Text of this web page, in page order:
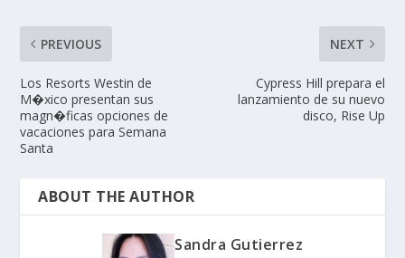
PREVIOUS
Los Resorts Westin de
M�xico presentan sus
magn�ficas opciones de
vacaciones para Semana
Santa
NEXT
Cypress Hill prepara el
lanzamiento de su nuevo
disco, Rise Up
ABOUT THE AUTHOR
Sandra Gutierrez